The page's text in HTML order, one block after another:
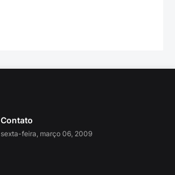
Contato
sexta-feira, março 06, 2009